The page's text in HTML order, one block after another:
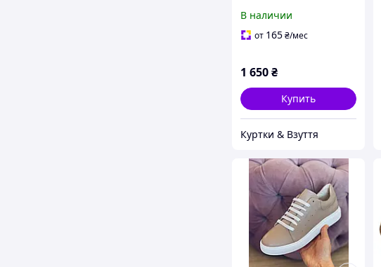
/ Летние
В наличии
от 165₴/мес
1 650₴
Купить
Куртки & Взуття